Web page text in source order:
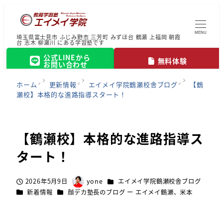
埼玉県富士見市 ふじみ野市 三芳町 みずほ台 鶴瀬 上福岡 朝霞
台 志木 柳瀬川 にある学習塾です
公式LINEから
お問い合わせ 無料体験
MENU
ホーム 更新情報 エイメイ学院鶴瀬校舎ブログ
【鶴
瀬校】本格的な進路指導スタート！
【鶴瀬校】本格的な進路指導ス
タート！
投稿日2026年5月9日
著
者
yone カテゴリー
エイメイ学院鶴瀬校舎ブログ
カテゴリー
新着情報 カテゴリー
顔デカ塾長のブログ ー エイメイ鶴瀬、米本